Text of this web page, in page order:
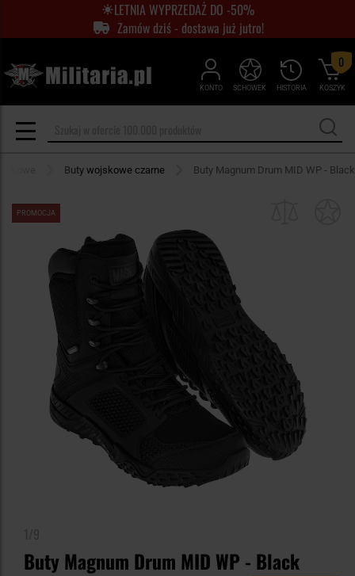
LETNIA WYPRZEDAŻ DO -50%
Zamów dziś - dostawa już jutro!
KONTO HISTORIA
SCHOWEK KOSZYK
0
Buty wojskowe czarne Buty Magnum Drum MID WP - Black
PROMOCJA
Buty Magnum Drum MID WP - Black